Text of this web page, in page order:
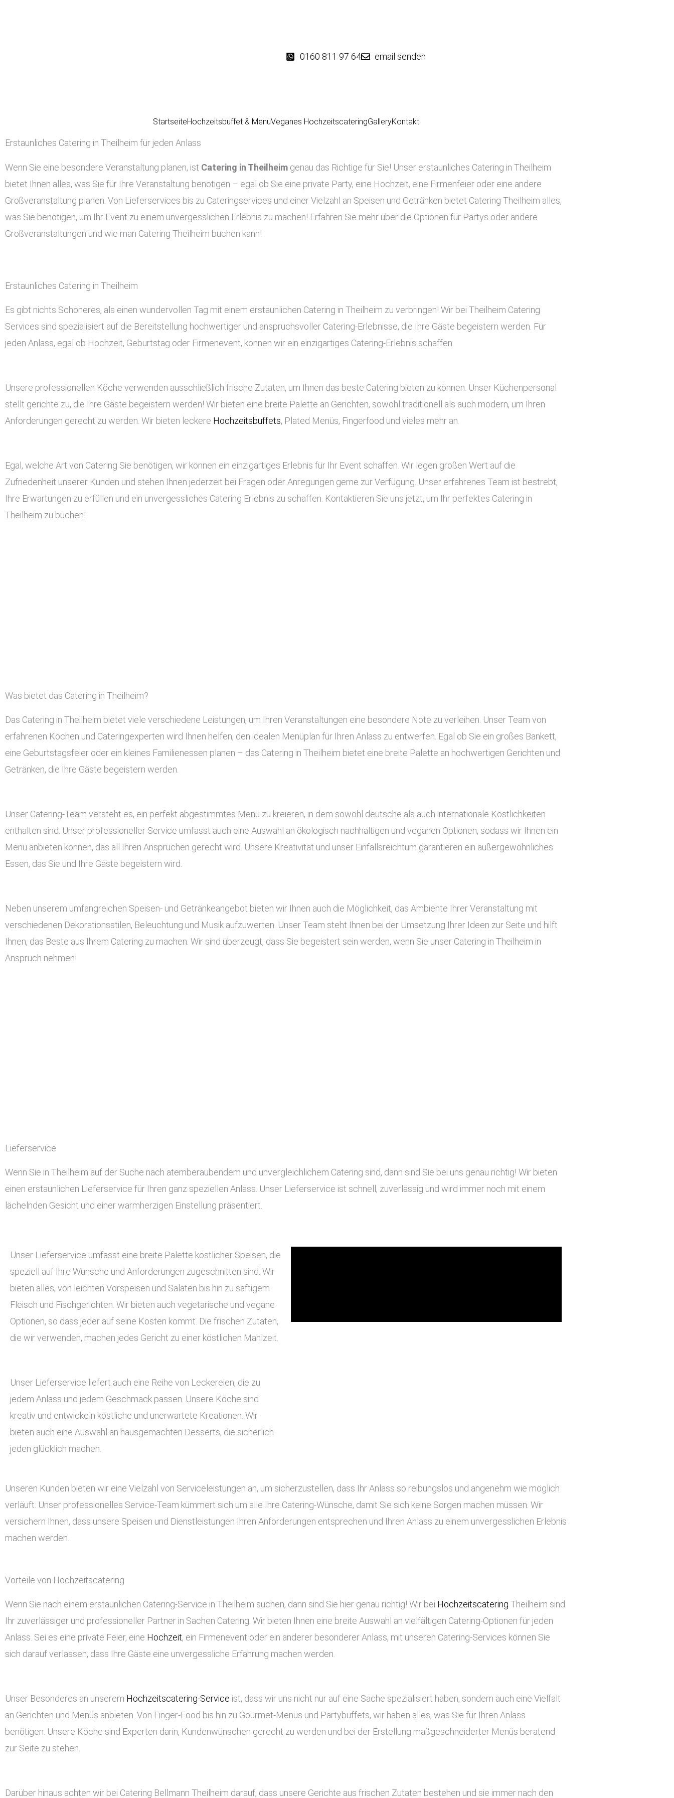
0160 811 97 64
email senden
StartseiteHochzeitsbuffet & MenüVeganes HochzeitscateringGalleryKontakt
Erstaunliches Catering in Theilheim für jeden Anlass
Wenn Sie eine besondere Veranstaltung planen, ist Catering in Theilheim genau das Richtige für Sie! Unser erstaunliches Catering in Theilheim
bietet Ihnen alles, was Sie für Ihre Veranstaltung benötigen – egal ob Sie eine private Party, eine Hochzeit, eine Firmenfeier oder eine andere
Großveranstaltung planen. Von Lieferservices bis zu Cateringservices und einer Vielzahl an Speisen und Getränken bietet Catering Theilheim alles,
was Sie benötigen, um Ihr Event zu einem unvergesslichen Erlebnis zu machen! Erfahren Sie mehr über die Optionen für Partys oder andere
Großveranstaltungen und wie man Catering Theilheim buchen kann!
Erstaunliches Catering in Theilheim
Es gibt nichts Schöneres, als einen wundervollen Tag mit einem erstaunlichen Catering in Theilheim zu verbringen! Wir bei Theilheim Catering
Services sind spezialisiert auf die Bereitstellung hochwertiger und anspruchsvoller Catering-Erlebnisse, die Ihre Gäste begeistern werden. Für
jeden Anlass, egal ob Hochzeit, Geburtstag oder Firmenevent, können wir ein einzigartiges Catering-Erlebnis schaffen.
Unsere professionellen Köche verwenden ausschließlich frische Zutaten, um Ihnen das beste Catering bieten zu können. Unser Küchenpersonal
stellt gerichte zu, die Ihre Gäste begeistern werden! Wir bieten eine breite Palette an Gerichten, sowohl traditionell als auch modern, um Ihren
Anforderungen gerecht zu werden. Wir bieten leckere Hochzeitsbuffets, Plated Menüs, Fingerfood und vieles mehr an.
Egal, welche Art von Catering Sie benötigen, wir können ein einzigartiges Erlebnis für Ihr Event schaffen. Wir legen großen Wert auf die
Zufriedenheit unserer Kunden und stehen Ihnen jederzeit bei Fragen oder Anregungen gerne zur Verfügung. Unser erfahrenes Team ist bestrebt,
Ihre Erwartungen zu erfüllen und ein unvergessliches Catering Erlebnis zu schaffen. Kontaktieren Sie uns jetzt, um Ihr perfektes Catering in
Theilheim zu buchen!
Was bietet das Catering in Theilheim?
Das Catering in Theilheim bietet viele verschiedene Leistungen, um Ihren Veranstaltungen eine besondere Note zu verleihen. Unser Team von
erfahrenen Köchen und Cateringexperten wird Ihnen helfen, den idealen Menüplan für Ihren Anlass zu entwerfen. Egal ob Sie ein großes Bankett,
eine Geburtstagsfeier oder ein kleines Familienessen planen – das Catering in Theilheim bietet eine breite Palette an hochwertigen Gerichten und
Getränken, die Ihre Gäste begeistern werden.
Unser Catering-Team versteht es, ein perfekt abgestimmtes Menü zu kreieren, in dem sowohl deutsche als auch internationale Köstlichkeiten
enthalten sind. Unser professioneller Service umfasst auch eine Auswahl an ökologisch nachhaltigen und veganen Optionen, sodass wir Ihnen ein
Menü anbieten können, das all Ihren Ansprüchen gerecht wird. Unsere Kreativität und unser Einfallsreichtum garantieren ein außergewöhnliches
Essen, das Sie und Ihre Gäste begeistern wird.
Neben unserem umfangreichen Speisen- und Getränkeangebot bieten wir Ihnen auch die Möglichkeit, das Ambiente Ihrer Veranstaltung mit
verschiedenen Dekorationsstilen, Beleuchtung und Musik aufzuwerten. Unser Team steht Ihnen bei der Umsetzung Ihrer Ideen zur Seite und hilft
Ihnen, das Beste aus Ihrem Catering zu machen. Wir sind überzeugt, dass Sie begeistert sein werden, wenn Sie unser Catering in Theilheim in
Anspruch nehmen!
Lieferservice
Wenn Sie in Theilheim auf der Suche nach atemberaubendem und unvergleichlichem Catering sind, dann sind Sie bei uns genau richtig! Wir bieten
einen erstaunlichen Lieferservice für Ihren ganz speziellen Anlass. Unser Lieferservice ist schnell, zuverlässig und wird immer noch mit einem
lächelnden Gesicht und einer warmherzigen Einstellung präsentiert.
Unser Lieferservice umfasst eine breite Palette köstlicher Speisen, die
speziell auf Ihre Wünsche und Anforderungen zugeschnitten sind. Wir
bieten alles, von leichten Vorspeisen und Salaten bis hin zu saftigem
Fleisch und Fischgerichten. Wir bieten auch vegetarische und vegane
Optionen, so dass jeder auf seine Kosten kommt. Die frischen Zutaten,
die wir verwenden, machen jedes Gericht zu einer köstlichen Mahlzeit.
Unser Lieferservice liefert auch eine Reihe von Leckereien, die zu
jedem Anlass und jedem Geschmack passen. Unsere Köche sind
kreativ und entwickeln köstliche und unerwartete Kreationen. Wir
bieten auch eine Auswahl an hausgemachten Desserts, die sicherlich
jeden glücklich machen.
Unseren Kunden bieten wir eine Vielzahl von Serviceleistungen an, um sicherzustellen, dass Ihr Anlass so reibungslos und angenehm wie möglich
verläuft. Unser professionelles Service-Team kümmert sich um alle Ihre Catering-Wünsche, damit Sie sich keine Sorgen machen müssen. Wir
versichern Ihnen, dass unsere Speisen und Dienstleistungen Ihren Anforderungen entsprechen und Ihren Anlass zu einem unvergesslichen Erlebnis
machen werden.
Vorteile von Hochzeitscatering
Wenn Sie nach einem erstaunlichen Catering-Service in Theilheim suchen, dann sind Sie hier genau richtig! Wir bei Hochzeitscatering Theilheim sind
Ihr zuverlässiger und professioneller Partner in Sachen Catering. Wir bieten Ihnen eine breite Auswahl an vielfältigen Catering-Optionen für jeden
Anlass. Sei es eine private Feier, eine Hochzeit, ein Firmenevent oder ein anderer besonderer Anlass, mit unseren Catering-Services können Sie
sich darauf verlassen, dass Ihre Gäste eine unvergessliche Erfahrung machen werden.
Unser Besonderes an unserem Hochzeitscatering-Service ist, dass wir uns nicht nur auf eine Sache spezialisiert haben, sondern auch eine Vielfalt
an Gerichten und Menüs anbieten. Von Finger-Food bis hin zu Gourmet-Menüs und Partybuffets, wir haben alles, was Sie für Ihren Anlass
benötigen. Unsere Köche sind Experten darin, Kundenwünschen gerecht zu werden und bei der Erstellung maßgeschneiderter Menüs beratend
zur Seite zu stehen.
Darüber hinaus achten wir bei Catering Bellmann Theilheim darauf, dass unsere Gerichte aus frischen Zutaten bestehen und sie immer nach den